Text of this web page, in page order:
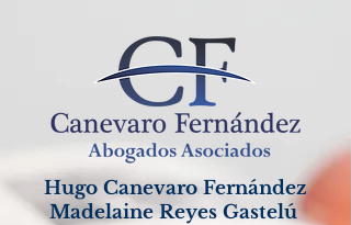
Hugo Canevaro Fernández
Madelaine Reyes Gastelú